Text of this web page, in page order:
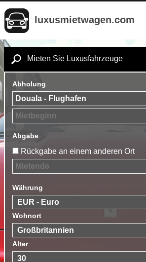
luxusmietwagen.com
Mieten Sie Luxusfahrzeuge
Abholung
Abgabe
Rückgabe an einem anderen Ort
Währung
Wohnort
Alter